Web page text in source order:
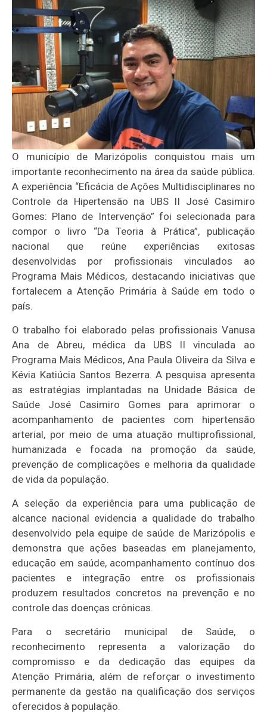
O município de Marizópolis conquistou mais um
importante reconhecimento na área da saúde pública.
A experiência “Eficácia de Ações Multidisciplinares no
Controle da Hipertensão na UBS II José Casimiro
Gomes: Plano de Intervenção” foi selecionada para
compor o livro “Da Teoria à Prática”, publicação
nacional que reúne experiências exitosas
desenvolvidas por profissionais vinculados ao
Programa Mais Médicos, destacando iniciativas que
fortalecem a Atenção Primária à Saúde em todo o
país.
O trabalho foi elaborado pelas profissionais Vanusa
Ana de Abreu, médica da UBS II vinculada ao
Programa Mais Médicos, Ana Paula Oliveira da Silva e
Kévia Katiúcia Santos Bezerra. A pesquisa apresenta
as estratégias implantadas na Unidade Básica de
Saúde José Casimiro Gomes para aprimorar o
acompanhamento de pacientes com hipertensão
arterial, por meio de uma atuação multiprofissional,
humanizada e focada na promoção da saúde,
prevenção de complicações e melhoria da qualidade
de vida da população.
A seleção da experiência para uma publicação de
alcance nacional evidencia a qualidade do trabalho
desenvolvido pela equipe de saúde de Marizópolis e
demonstra que ações baseadas em planejamento,
educação em saúde, acompanhamento contínuo dos
pacientes e integração entre os profissionais
produzem resultados concretos na prevenção e no
controle das doenças crônicas.
Para o secretário municipal de Saúde, o
reconhecimento representa a valorização do
compromisso e da dedicação das equipes da
Atenção Primária, além de reforçar o investimento
permanente da gestão na qualificação dos serviços
oferecidos à população.